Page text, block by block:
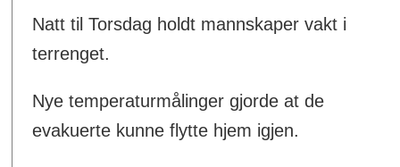
Natt til Torsdag holdt mannskaper vakt i
terrenget.
Nye temperaturmålinger gjorde at de
evakuerte kunne flytte hjem igjen.